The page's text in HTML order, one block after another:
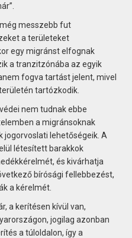
messzebb fut
a területeket
egy migránst elfognak
a tranzitzónába az egyik
fogva tartást jelent, mivel
tartózkodik.
nem tudnak ebbe
a migránsoknak
jogorvoslati lehetőségeik. A
létesített barakkok
és kivárhatja
bírósági fellebbezést,
a kérelmét.
a kerítésen kívül van,
jogilag azonban
a túloldalon, így a